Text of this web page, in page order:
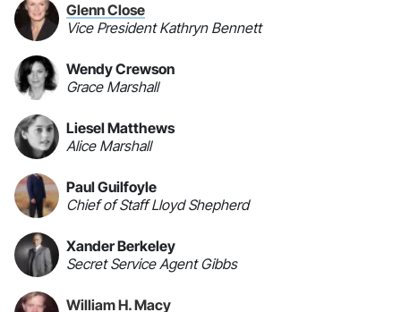
Glenn Close
Vice President Kathryn Bennett
Wendy Crewson
Grace Marshall
Liesel Matthews
Alice Marshall
Paul Guilfoyle
Chief of Staff Lloyd Shepherd
Xander Berkeley
Secret Service Agent Gibbs
William H. Macy